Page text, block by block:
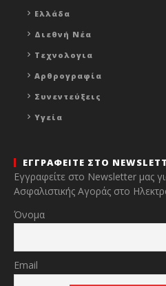
Ελλάδα
Διεθνή Νέα
Τεχνολογια
Αρθρογραφία
Συνεντεύξεις
Υγεία
ΕΓΓΡΑΦΕΙΤΕ ΣΤΟ
Εγγραφείτε στο Newsletter μας
Ασφαλιστικής Αγοράς στο
Όνομα
Email